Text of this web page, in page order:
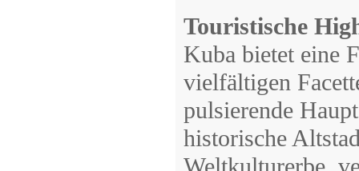
Touristische
Kuba bietet eine
vielfältigen
pulsierende
historische